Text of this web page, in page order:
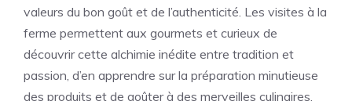
valeurs du bon goût et de l’authenticité. Les visites à la
ferme permettent aux gourmets et curieux de
découvrir cette alchimie inédite entre tradition et
passion, d’en apprendre sur la préparation minutieuse
des produits et de goûter à des merveilles culinaires.